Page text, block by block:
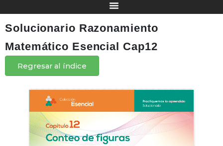
Solucionario Razonamiento
Matemático Esencial Cap12
Regresar al índice